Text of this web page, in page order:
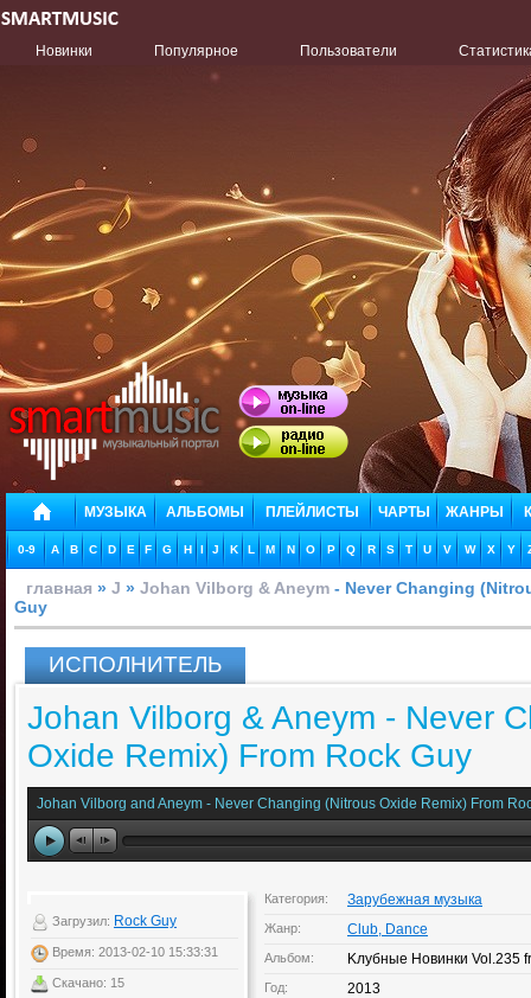
Новинки Популярное Пользователи
МУЗЫКА АЛЬБОМЫ ПЛЕЙЛИСТЫ ЧАРТЫ ЖАНРЫ
0-9 A B C D E F G H I J K L M N O P Q R S T U V W X Y
главная » J » Johan Vilborg & Aneym - Never Changing
Guy
ИСПОЛНИТЕЛЬ
Johan Vilborg & Aneym - Never
Oxide Remix) From Rock Guy
Johan Vilborg and Aneym - Never Changing (Nitrous Oxide Remix) From
Загрузил: Rock Guy
Время: 2013-02-10 15:33:31
Скачано: 15
Категория: Зарубежная музыка
Жанр: Club, Dance
Альбом: Kлубные Новинки Vol.235
Год: 2013